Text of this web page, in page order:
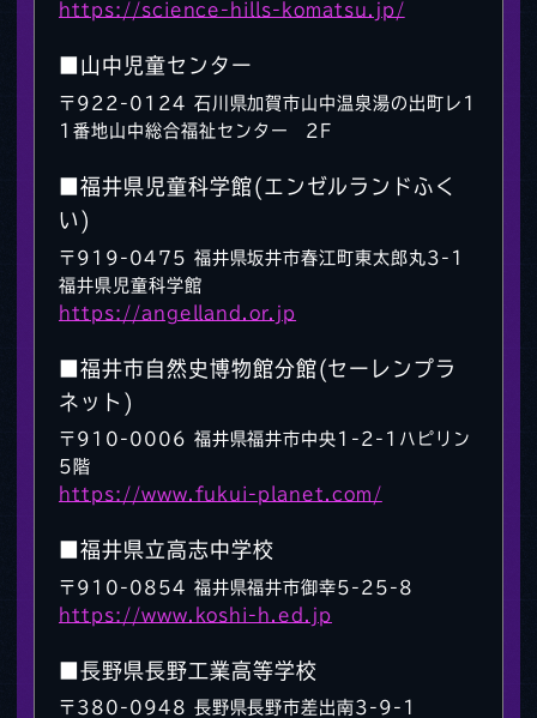
https://science-hills-komatsu.jp/
■山中児童センター
〒922-0124 石川県加賀市山中温泉湯の出町レ1
1番地山中総合福祉センター 2F
■福井県児童科学館(エンゼルランドふく
い)
〒919-0475 福井県坂井市春江町東太郎丸3-1
福井県児童科学館
https://angelland.or.jp
■福井市自然史博物館分館(セーレンプラ
ネット)
〒910-0006 福井県福井市中央1-2-1ハピリン
5階
https://www.fukui-planet.com/
■福井県立高志中学校
〒910-0854 福井県福井市御幸5-25-8
https://www.koshi-h.ed.jp
■長野県長野工業高等学校
〒380-0948 長野県長野市差出南3-9-1